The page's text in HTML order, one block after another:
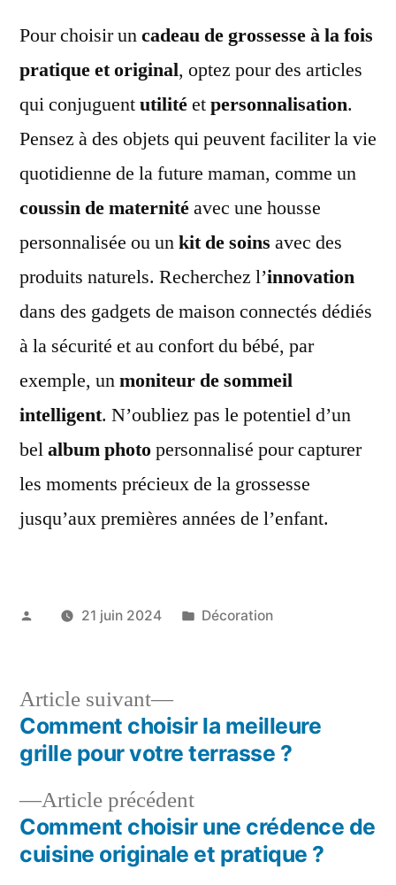
Pour choisir uncadeau de grossesse à la fois
pratique et original, optez pour des articles
qui conjuguentutilitéetpersonnalisation.
Pensez à des objets qui peuvent faciliter la vie
quotidienne de la future maman, comme un
coussin de maternitéavec une housse
personnalisée ou unkit de soins avec des
produits naturels. Recherchez l’innovation
dans des gadgets de maison connectés dédiés
à la sécurité et au confort du bébé, par
exemple, unmoniteur de sommeil
intelligent. N’oubliez pas le potentiel d’un
belalbum photopersonnalisé pour capturer
les moments précieux de la grossesse
jusqu’aux premières années de l’enfant.
Publié 21 juin 2024
Publié
Décoration
Navigation
l’article
Article précédentArticle
précédent :
Comment choisir une crédence de
cuisine originale et pratique ?
Article suivant
Article
suivant :
Comment choisir la meilleure
grille pour votre terrasse ?